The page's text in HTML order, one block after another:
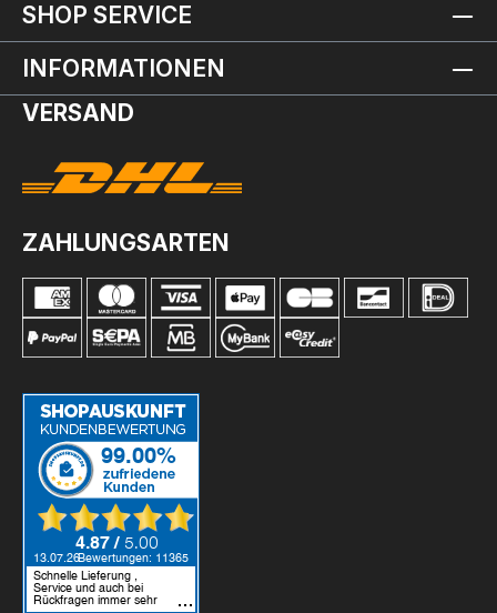
SHOP SERVICE
INFORMATIONEN
VERSAND
ZAHLUNGSARTEN